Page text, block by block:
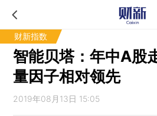
财新指数
智能贝塔：年中A股
量因子相对领先
2019年08月13日 15:05